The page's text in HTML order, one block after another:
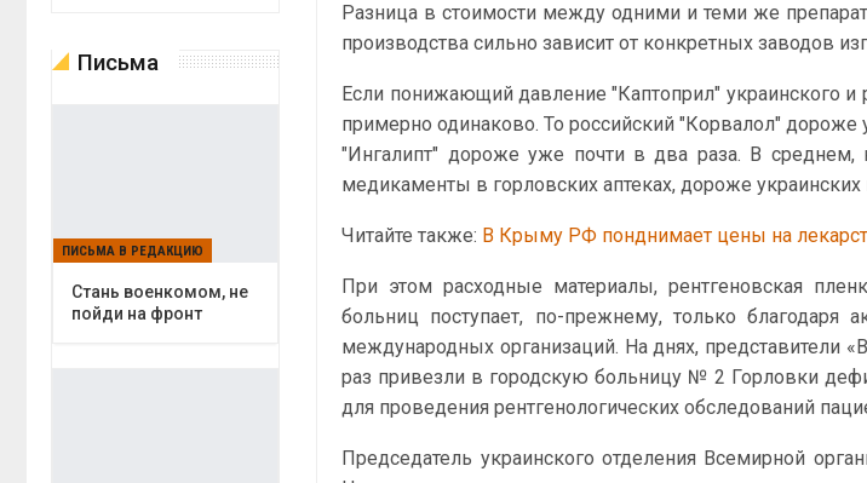
Разница в стоимости между одними и теми же
производства сильно зависит от конкретных заводов
Если понижающий давление "Каптоприл" украинского и
примерно одинаково. То российский "Корвалол" дороже
"Ингалипт" дороже уже почти в два раза. В среднем,
медикаменты в горловских аптеках, дороже украинских
Читайте также: В Крыму РФ понднимает цены на
При этом расходные материалы, рентгеновская
больниц поступает, по-прежнему, только благодаря
международных организаций. На днях, представители
раз привезли в городскую больницу № 2 Горловки
для проведения рентгенологических обследований
Председатель украинского отделения Всемирной
Письма
ПИСЬМА В РЕДАКЦИЮ
Cтань военкомом, не
пойди на фронт